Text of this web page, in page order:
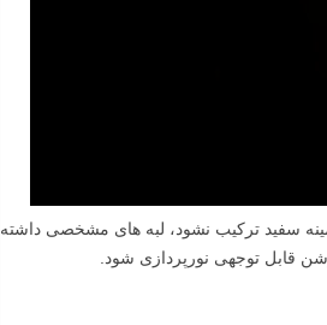
سفید ترکیب نشود، لبه های مشخصی داشته
قابل توجهی نورپردازی شود.